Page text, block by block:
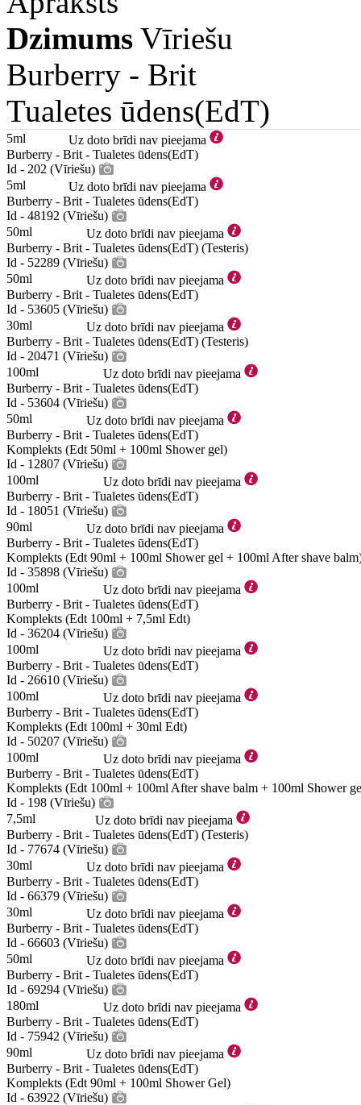
Dzimums Vīriešu
Burberry - Brit
Tualetes ūdens(EdT)
5ml
Uz doto brīdi nav pieejama
Burberry - Brit - Tualetes ūdens(EdT)
Id - 202 (Vīriešu)
5ml
Uz doto brīdi nav pieejama
Burberry - Brit - Tualetes ūdens(EdT)
Id - 48192 (Vīriešu)
50ml
Uz doto brīdi nav pieejama
Burberry - Brit - Tualetes ūdens(EdT) (Testeris)
Id - 52289 (Vīriešu)
50ml
Uz doto brīdi nav pieejama
Burberry - Brit - Tualetes ūdens(EdT)
Id - 53605 (Vīriešu)
30ml
Uz doto brīdi nav pieejama
Burberry - Brit - Tualetes ūdens(EdT) (Testeris)
Id - 20471 (Vīriešu)
100ml
Uz doto brīdi nav pieejama
Burberry - Brit - Tualetes ūdens(EdT)
Id - 53604 (Vīriešu)
50ml
Uz doto brīdi nav pieejama
Burberry - Brit - Tualetes ūdens(EdT)
Komplekts (Edt 50ml + 100ml Shower gel)
Id - 12807 (Vīriešu)
100ml
Uz doto brīdi nav pieejama
Burberry - Brit - Tualetes ūdens(EdT)
Id - 18051 (Vīriešu)
90ml
Uz doto brīdi nav pieejama
Burberry - Brit - Tualetes ūdens(EdT)
Komplekts (Edt 90ml + 100ml Shower gel + 100ml After shave
Id - 35898 (Vīriešu)
100ml
Uz doto brīdi nav pieejama
Burberry - Brit - Tualetes ūdens(EdT)
Komplekts (Edt 100ml + 7,5ml Edt)
Id - 36204 (Vīriešu)
100ml
Uz doto brīdi nav pieejama
Burberry - Brit - Tualetes ūdens(EdT)
Id - 26610 (Vīriešu)
100ml
Uz doto brīdi nav pieejama
Burberry - Brit - Tualetes ūdens(EdT)
Komplekts (Edt 100ml + 30ml Edt)
Id - 50207 (Vīriešu)
100ml
Uz doto brīdi nav pieejama
Burberry - Brit - Tualetes ūdens(EdT)
Komplekts (Edt 100ml + 100ml After shave balm + 100ml Shower
Id - 198 (Vīriešu)
7,5ml
Uz doto brīdi nav pieejama
Burberry - Brit - Tualetes ūdens(EdT) (Testeris)
Id - 77674 (Vīriešu)
30ml
Uz doto brīdi nav pieejama
Burberry - Brit - Tualetes ūdens(EdT)
Id - 66379 (Vīriešu)
30ml
Uz doto brīdi nav pieejama
Burberry - Brit - Tualetes ūdens(EdT)
Id - 66603 (Vīriešu)
50ml
Uz doto brīdi nav pieejama
Burberry - Brit - Tualetes ūdens(EdT)
Id - 69294 (Vīriešu)
180ml
Uz doto brīdi nav pieejama
Burberry - Brit - Tualetes ūdens(EdT)
Id - 75942 (Vīriešu)
90ml
Uz doto brīdi nav pieejama
Burberry - Brit - Tualetes ūdens(EdT)
Komplekts (Edt 90ml + 100ml Shower Gel)
Id - 63922 (Vīriešu)